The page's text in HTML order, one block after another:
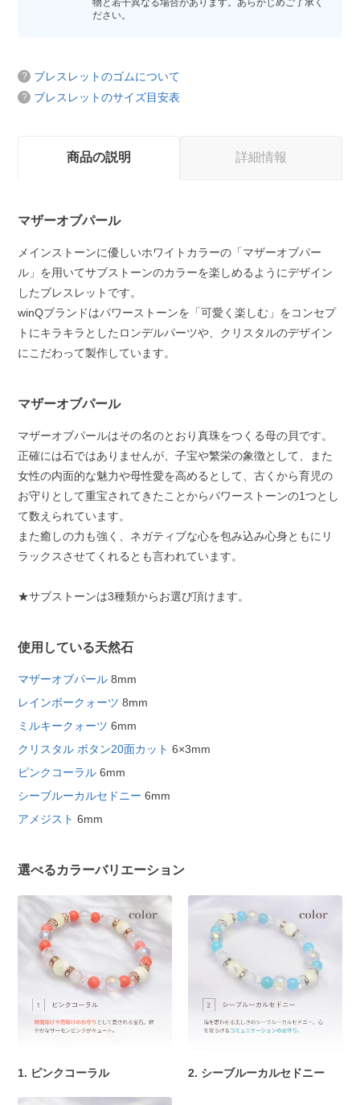
物と若干異なる場合があります。あらかじめご了承く
ださい。
ブレスレットのゴムについて
ブレスレットのサイズ目安表
商品の説明 詳細情報
マザーオブパール
メインストーンに優しいホワイトカラーの「マザーオブパー
ル」を用いてサブストーンのカラーを楽しめるようにデザイン
したブレスレットです。
winQブランドはパワーストーンを「可愛く楽しむ」をコンセプ
トにキラキラとしたロンデルパーツや、クリスタルのデザイン
にこだわって製作しています。
マザーオブパール
マザーオブパールはその名のとおり真珠をつくる母の貝です。
正確には石ではありませんが、子宝や繁栄の象徴として、また
女性の内面的な魅力や母性愛を高めるとして、古くから育児の
お守りとして重宝されてきたことからパワーストーンの1つとし
て数えられています。
また癒しの力も強く、ネガティブな心を包み込み心身ともにリ
ラックスさせてくれるとも言われています。
★サブストーンは3種類からお選び頂けます。
使用している天然石
マザーオブパール 8mm
レインボークォーツ 8mm
ミルキークォーツ 6mm
クリスタル ボタン20面カット 6×3mm
ピンクコーラル 6mm
シーブルーカルセドニー 6mm
アメジスト 6mm
選べるカラーバリエーション
1. ピンクコーラル 2. シーブルーカルセドニー